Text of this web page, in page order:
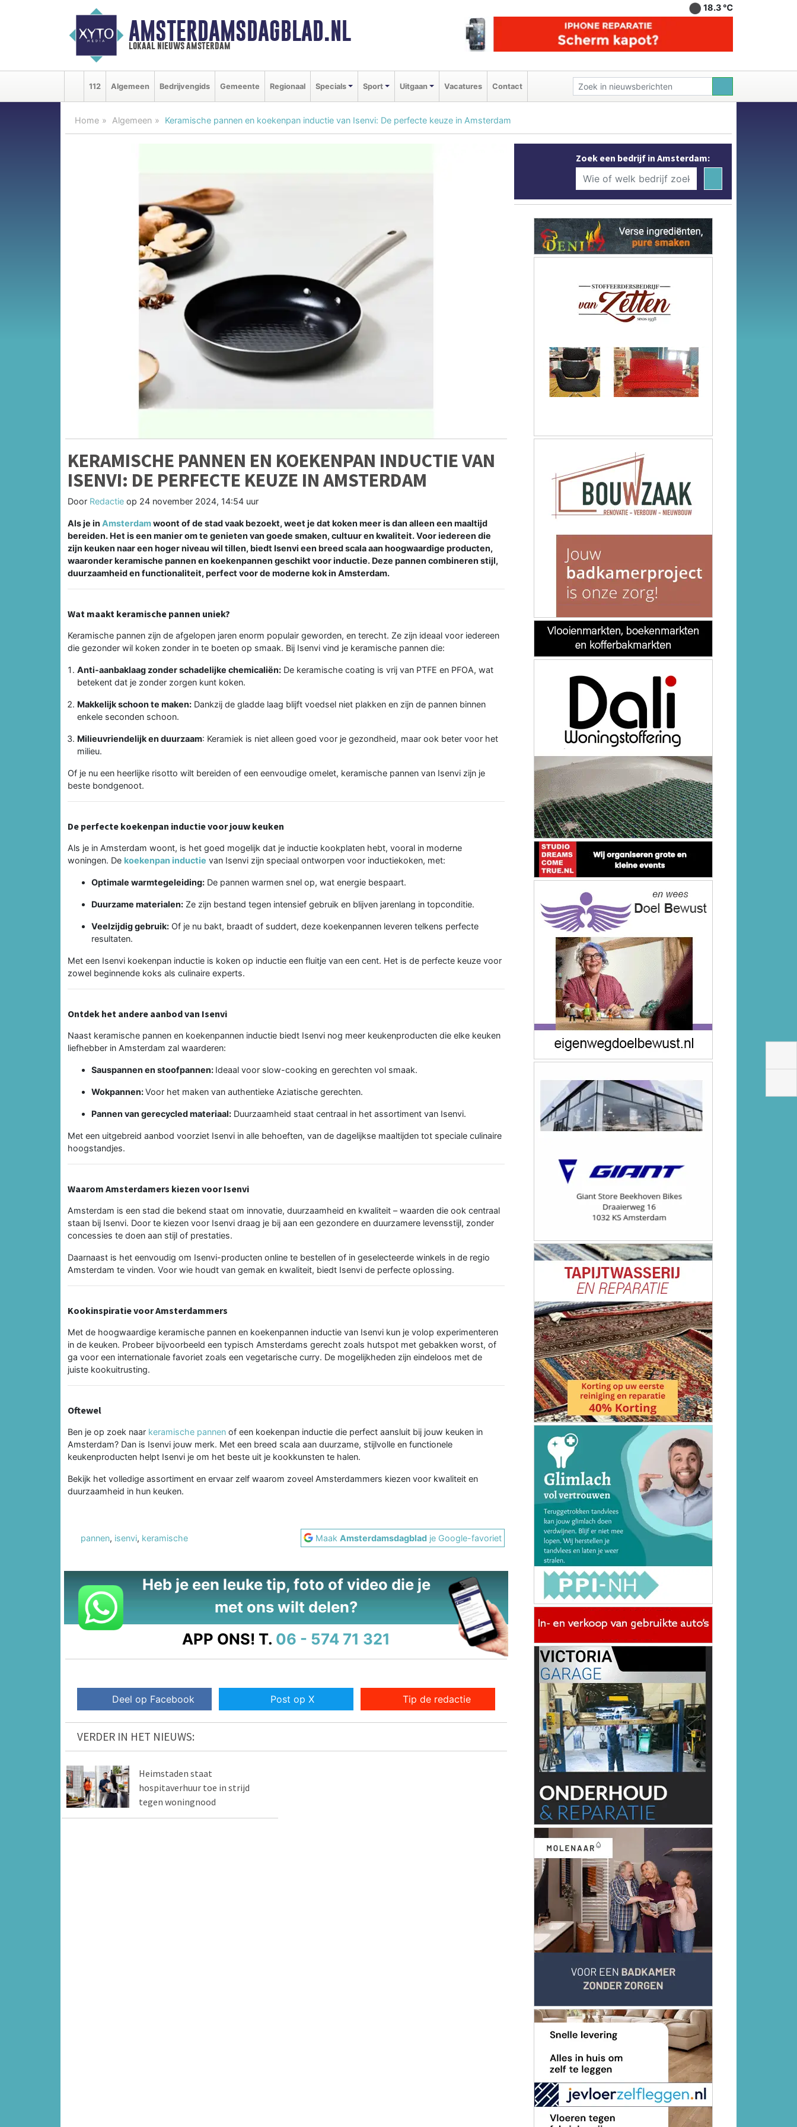
AMSTERDAMSDAGBLAD.NL
lokaal nieuws amsterdam
18.3 ℃
112 Algemeen Bedrijvengids Gemeente Regionaal Specials Sport Uitgaan Vacatures Contact
Home Algemeen Keramische pannen en koekenpan inductie van Isenvi: De perfecte keuze in Amsterdam
KERAMISCHE PANNEN EN KOEKENPAN INDUCTIE VAN
ISENVI: DE PERFECTE KEUZE IN AMSTERDAM
Door Redactie op 24 november 2024, 14:54 uur
Als je in Amsterdamwoont of de stad vaak bezoekt, weet je dat koken meer is dan alleen een maaltijd
bereiden. Het is een manier om te genieten van goede smaken, cultuur en kwaliteit. Voor iedereen die
zijn keuken naar een hoger niveau wil tillen, biedt Isenvi een breed scala aan hoogwaardige producten,
waaronder keramische pannen en koekenpannen geschikt voor inductie. Deze pannen combineren stijl,
duurzaamheid en functionaliteit, perfect voor de moderne kok in Amsterdam.
Wat maakt keramische pannen uniek?
Keramische pannen zijn de afgelopen jaren enorm populair geworden, en terecht. Ze zijn ideaal voor iedereen
die gezonder wil koken zonder in te boeten op smaak. Bij Isenvi vind je keramische pannen die:
Anti-aanbaklaag zonder schadelijke chemicaliën: De keramische coating is vrij van PTFE en PFOA, wat
betekent dat je zonder zorgen kunt koken.
Makkelijk schoon te maken: Dankzij de gladde laag blijft voedsel niet plakken en zijn de pannen binnen
enkele seconden schoon.
Milieuvriendelijk en duurzaam: Keramiek is niet alleen goed voor je gezondheid, maar ook beter voor het
milieu.
Of je nu een heerlijke risotto wilt bereiden of een eenvoudige omelet, keramische pannen van Isenvi zijn je
beste bondgenoot.
De perfecte koekenpan inductie voor jouw keuken
Als je in Amsterdam woont, is het goed mogelijk dat je inductie kookplaten hebt, vooral in moderne
woningen. De koekenpan inductie van Isenvi zijn speciaal ontworpen voor inductiekoken, met:
Optimale warmtegeleiding: De pannen warmen snel op, wat energie bespaart.
Duurzame materialen: Ze zijn bestand tegen intensief gebruik en blijven jarenlang in topconditie.
Veelzijdig gebruik: Of je nu bakt, braadt of suddert, deze koekenpannen leveren telkens perfecte
resultaten.
Met een Isenvi koekenpan inductie is koken op inductie een fluitje van een cent. Het is de perfecte keuze voor
zowel beginnende koks als culinaire experts.
Ontdek het andere aanbod van Isenvi
Naast keramische pannen en koekenpannen inductie biedt Isenvi nog meer keukenproducten die elke keuken
liefhebber in Amsterdam zal waarderen:
Sauspannen en stoofpannen: Ideaal voor slow-cooking en gerechten vol smaak.
Wokpannen:Voor het maken van authentieke Aziatische gerechten.
Pannen van gerecycled materiaal: Duurzaamheid staat centraal in het assortiment van Isenvi.
Met een uitgebreid aanbod voorziet Isenvi in alle behoeften, van de dagelijkse maaltijden tot speciale culinaire
hoogstandjes.
Waarom Amsterdamers kiezen voor Isenvi
Amsterdam is een stad die bekend staat om innovatie, duurzaamheid en kwaliteit – waarden die ook centraal
staan bij Isenvi. Door te kiezen voor Isenvi draag je bij aan een gezondere en duurzamere levensstijl, zonder
concessies te doen aan stijl of prestaties.
Daarnaast is het eenvoudig om Isenvi-producten online te bestellen of in geselecteerde winkels in de regio
Amsterdam te vinden. Voor wie houdt van gemak en kwaliteit, biedt Isenvi de perfecte oplossing.
Kookinspiratie voor Amsterdammers
Met de hoogwaardige keramische pannen en koekenpannen inductie van Isenvi kun je volop experimenteren
in de keuken. Probeer bijvoorbeeld een typisch Amsterdams gerecht zoals hutspot met gebakken worst, of
ga voor een internationale favoriet zoals een vegetarische curry. De mogelijkheden zijn eindeloos met de
juiste kookuitrusting.
Oftewel
Ben je op zoek naar keramische pannen of een koekenpan inductie die perfect aansluit bij jouw keuken in
Amsterdam? Dan is Isenvi jouw merk. Met een breed scala aan duurzame, stijlvolle en functionele
keukenproducten helpt Isenvi je om het beste uit je kookkunsten te halen.
Bekijk het volledige assortiment en ervaar zelf waarom zoveel Amsterdammers kiezen voor kwaliteit en
duurzaamheid in hun keuken.
pannen, isenvi, keramische MaakAmsterdamsdagblad je Google-favoriet
Heb je een leuke tip, foto of video die je
met ons wilt delen?
APP ONS! T. 06 - 574 71 321
Deel op Facebook Post op X Tip de redactie
VERDER IN HET NIEUWS:
Heimstaden staat
hospitaverhuur toe in strijd
tegen woningnood
Zoek een bedrijf in Amsterdam: